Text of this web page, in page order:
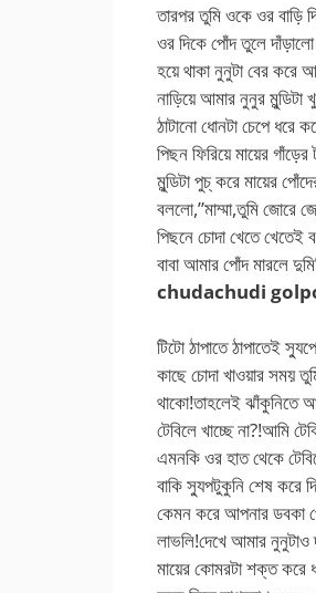
তারপর তুমি ওকে ওর বাড়ি
ওর দিকে পোঁদ তুলে
হয়ে থাকা নুনুটা বের
নাড়িয়ে আমার নুনুর
ঠাটানো ধোনটা চেপে ধরে
পিছন ফিরিয়ে মায়ের
মুন্ডিটা পুচ্ করে মায়ের
বললো,”মাম্মা,তুমি জোরে
পিছনে চোদা খেতে
বাবা আমার পোঁদ মারলে
chudachudi
টিটো ঠাপাতে ঠাপাতেই
কাছে চোদা খাওয়ার সময়
থাকো!তাহলেই ঝাঁকুনিতে
টেবিলে খাচ্ছে না?!আমি
এমনকি ওর হাত থেকে
বাকি স্যুপটুকুনি শেষ করে
কেমন করে আপনার ডবকা
লাভলি!দেখে আমার নুনুটাও
মায়ের কোমরটা শক্ত করে